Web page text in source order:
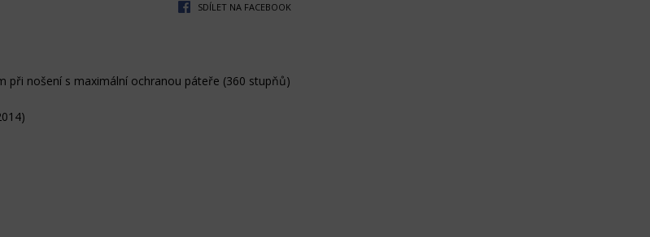
SDÍLET NA FACEBOOK
při nošení s maximální ochranou páteře (360 stupňů)